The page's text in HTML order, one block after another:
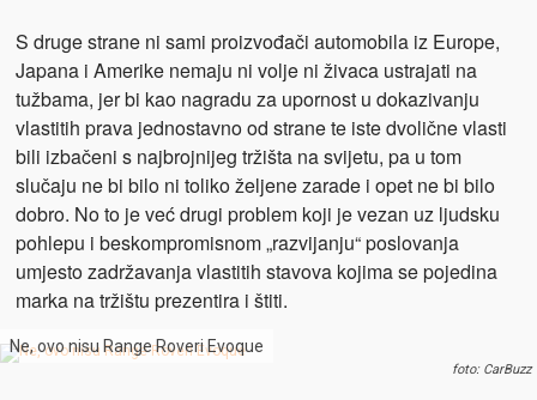
S druge strane ni sami proizvođači automobila iz Europe,
Japana i Amerike nemaju ni volje ni živaca ustrajati na
tužbama, jer bi kao nagradu za upornost u dokazivanju
vlastitih prava jednostavno od strane te iste dvolične vlasti
bili izbačeni s najbrojnijeg tržišta na svijetu, pa u tom
slučaju ne bi bilo ni toliko željene zarade i opet ne bi bilo
dobro. No to je već drugi problem koji je vezan uz ljudsku
pohlepu i beskompromisnom „razvijanju“ poslovanja
umjesto zadržavanja vlastitih stavova kojima se pojedina
marka na tržištu prezentira i štiti.
Ne, ovo nisu Range Roveri Evoque
foto: CarBuzz